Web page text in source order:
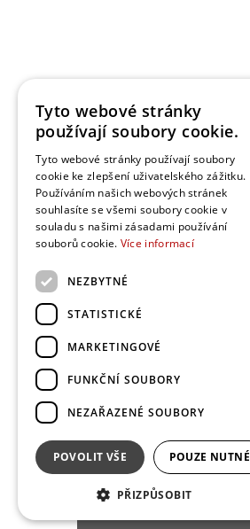
O BYDLENÍ
Dům / architektura
Dřevostavba
Tyto webové stránky
používají soubory cookie.
Tyto webové stránky používají soubory
cookie ke zlepšení uživatelského zážitku.
Používáním našich webových stránek
souhlasíte se všemi soubory cookie v
souladu s našimi zásadami používání
souborů cookie. Více informací
NEZBYTNÉ
STATISTICKÉ
MARKETINGOVÉ
FUNKČNÍ SOUBORY
NEZAŘAZENÉ SOUBORY
POVOLIT VŠE POUZE NUTNÉ
PŘIZPŮSOBIT